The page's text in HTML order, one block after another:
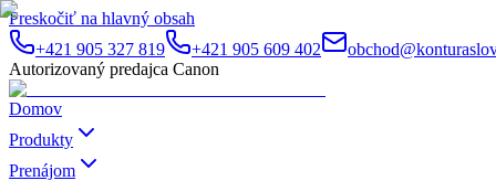
Preskočiť na hlavný obsah
+421 905 327 819
+421 905 609 402
Autorizovaný predajca Canon
Domov
Produkty
Prenájom